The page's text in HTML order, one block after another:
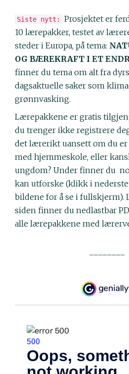
Siste nytt:
Prosjektet er
10 lærepakker, testet av
steder i Europa, på tema:
OG BÆREKRAFT I ET
finner du tema om alt fra
dagsaktuelle saker som
grønnvasking.
Lærepakkene er gratis
du trenger ikke registrere
det lærerikt uansett om du
med hjemmeskole, eller
ungdom? Under finner du
kan utforske (klikk i
bildene for å se i fullskjerm).
siden finner du nedlastbar
alle lærepakkene med